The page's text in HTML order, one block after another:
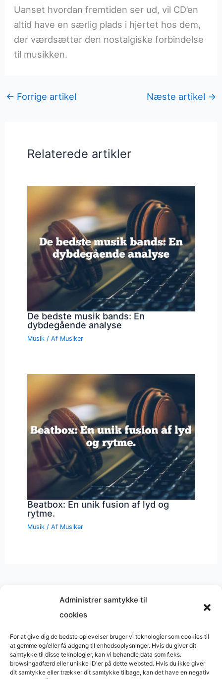
Administrer samtykke til
cookies
For at give dig de bedste oplevelser bruger vi teknologier som cookies til
at gemme og/eller få adgang til enhedsoplysninger. Hvis du giver dit
samtykke til disse teknologier, kan vi behandle data som f.eks.
browsingadfærd eller unikke ID'er på dette websted. Hvis du ikke giver
dit samtykke eller trækker dit samtykke tilbage, kan det have en negativ
Uanset hvordan fremtiden ser ud, vil CD’en
altid have en særlig plads i hjertet hos dem,
der værdsætter den nostalgiske forbindelse
til musikken.
← Forrige artikel Næste artikel →
Relaterede artikler
De bedste musik bands: En
dybdegående analyse
Musik / Af Musiker
Beatbox: En unik fusion af lyd og
rytme.
Musik / Af Musiker
Musik på
Copyright © 2026 BasimWorld
Udviklet afWebbureau.dk
Bygget medWordPress